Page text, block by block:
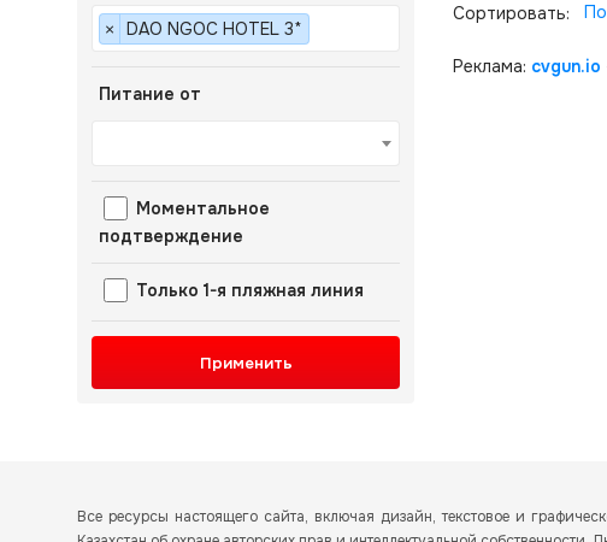
× DAO NGOC HOTEL 3*
Питание от
Моментальное
подтверждение
Только 1-я пляжная линия
Применить
Сортировать:
Реклама: cvgun.io
Все ресурсы настоящего сайта, включая дизайн, текстовое и